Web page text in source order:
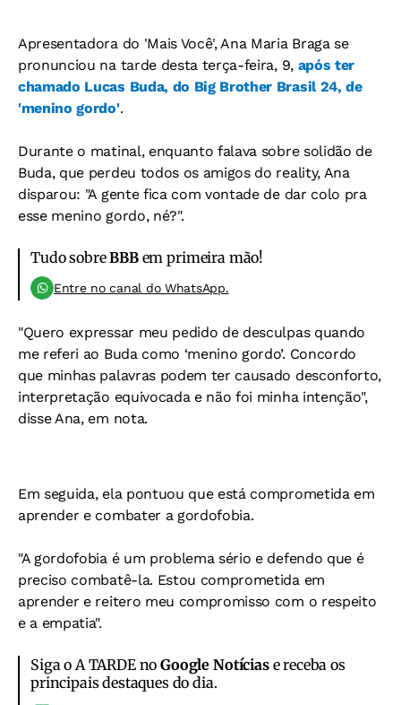
Apresentadora do 'Mais Você', Ana Maria Braga se
pronunciou na tarde desta terça-feira, 9, após ter
chamado Lucas Buda, do Big Brother Brasil 24, de
'menino gordo'.
Durante o matinal, enquanto falava sobre solidão de
Buda, que perdeu todos os amigos do reality, Ana
disparou: "A gente fica com vontade de dar colo pra
esse menino gordo, né?".
Tudo sobreBBBem primeira mão!
Entre no canal do WhatsApp.
"Quero expressar meu pedido de desculpas quando
me referi ao Buda como ‘menino gordo’. Concordo
que minhas palavras podem ter causado desconforto,
interpretação equivocada e não foi minha intenção",
disse Ana, em nota.
Em seguida, ela pontuou que está comprometida em
aprender e combater a gordofobia.
"A gordofobia é um problema sério e defendo que é
preciso combatê-la. Estou comprometida em
aprender e reitero meu compromisso com o respeito
e a empatia".
Siga o A TARDE noGoogle Notíciase receba os
principais destaques do dia.